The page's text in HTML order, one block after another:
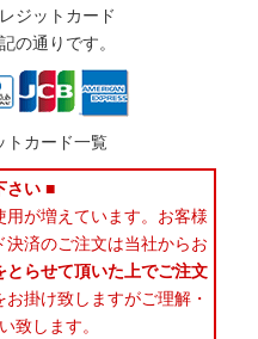
ジットカード
の通りです。
トカード一覧
さい ■
が増えています。お客様
済のご注文は当社からお
とらせて頂いた上でご注文
掛け致しますがご理解・
致します。